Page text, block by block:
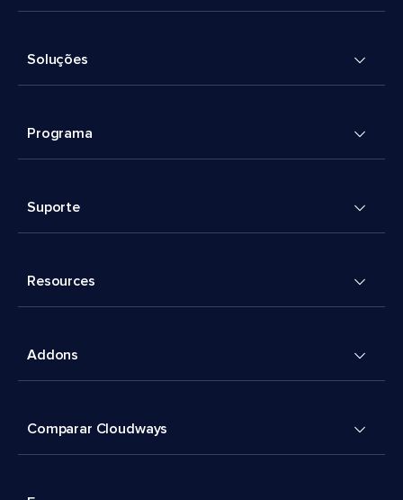
Soluções
Programa
Suporte
Resources
Addons
Comparar Cloudways